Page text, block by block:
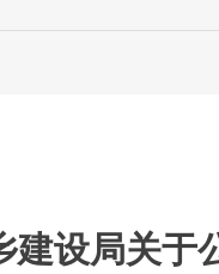
建设局关于